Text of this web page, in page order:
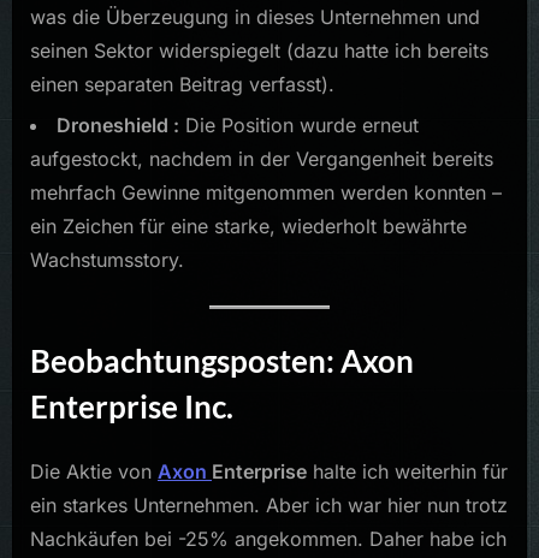
was die Überzeugung in dieses Unternehmen und
seinen Sektor widerspiegelt (dazu hatte ich bereits
einen separaten Beitrag verfasst).
Droneshield : Die Position wurde erneut
aufgestockt, nachdem in der Vergangenheit bereits
mehrfach Gewinne mitgenommen werden konnten –
ein Zeichen für eine starke, wiederholt bewährte
Wachstumsstory.
Beobachtungsposten: Axon
Enterprise Inc.
Die Aktie von Axon Enterprise halte ich weiterhin für
ein starkes Unternehmen. Aber ich war hier nun trotz
Nachkäufen bei -25% angekommen. Daher habe ich